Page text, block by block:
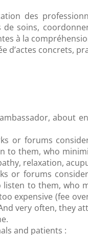
des
soins,
à la
concrets,
about
or forums
them, who
relaxation,
or forums
to them, who
expensive (fee
very often, they
and patients :